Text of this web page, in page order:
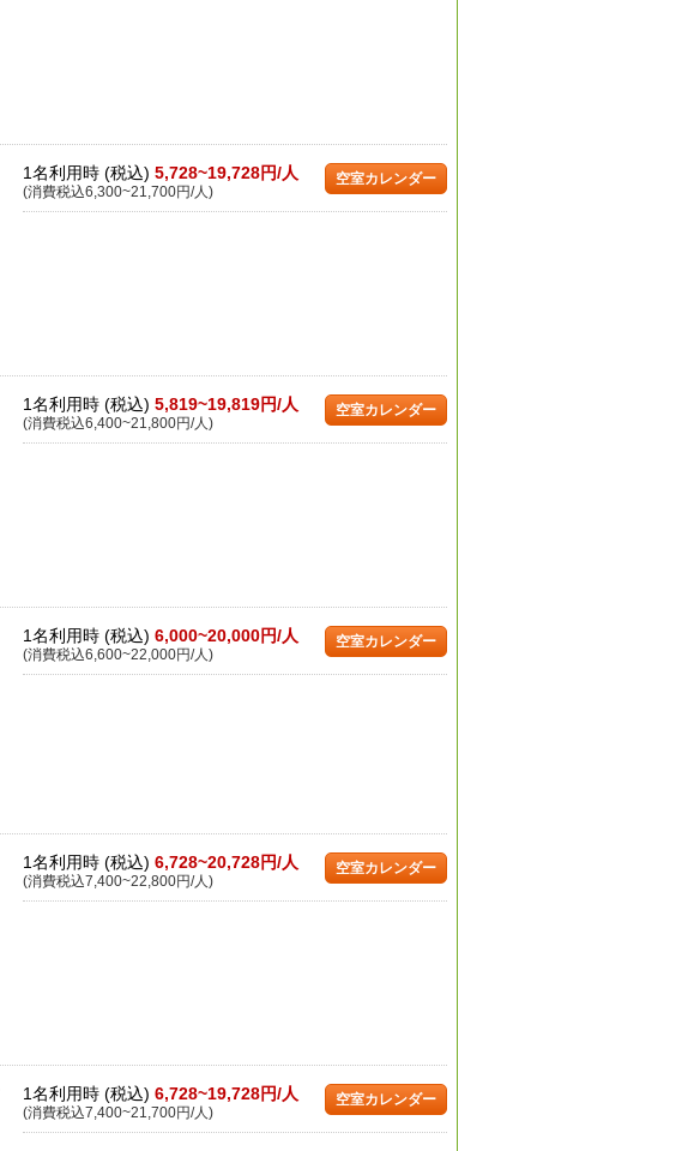
1名利用時 (税込) 5,728~19,728円/人
(消費税込6,300~21,700円/人)
空室カレンダー
1名利用時 (税込) 5,819~19,819円/人
(消費税込6,400~21,800円/人)
空室カレンダー
1名利用時 (税込) 6,000~20,000円/人
(消費税込6,600~22,000円/人)
空室カレンダー
1名利用時 (税込) 6,728~20,728円/人
(消費税込7,400~22,800円/人)
空室カレンダー
1名利用時 (税込) 6,728~19,728円/人
(消費税込7,400~21,700円/人)
空室カレンダー